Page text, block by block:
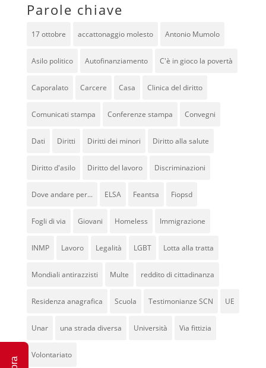
Parole chiave
17 ottobre accattonaggio molesto Antonio Mumolo
Asilo politico Autofinanziamento C'è in gioco la povertà
Caporalato Carcere Casa Clinica del diritto
Comunicati stampa Conferenze stampa Convegni
Dati Diritti Diritti dei minori Diritto alla salute
Diritto d'asilo Diritto del lavoro Discriminazioni
Dove andare per... ELSA Feantsa Fiopsd
Fogli di via Giovani Homeless Immigrazione
INMP Lavoro Legalità LGBT Lotta alla tratta
Mondiali antirazzisti Multe reddito di cittadinanza
Residenza anagrafica Scuola Testimonianze SCN UE
Unar una strada diversa Università Via fittizia
Volontariato